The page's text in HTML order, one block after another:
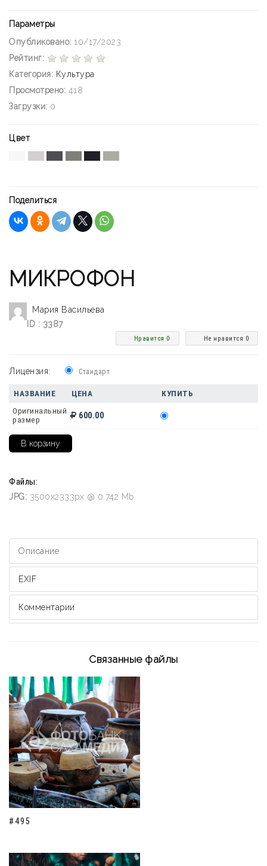
Параметры
Опубликовано: 10/17/2023
Рейтинг:
Категория: Культура
Просмотрено: 418
Загрузки: 0
Цвет
Поделиться
МИКРОФОН
Мария Васильева
ID : 3387
Не нравится 0
Нравится 0
Лицензия: Стандарт
НАЗВАНИЕ ЦЕНА
КУПИТЬ
Оригинальный
размер
600.00
Файлы:
JPG: 3500x2333px @ 0.742 Mb.
Описание
EXIF
Комментарии
Связанные файлы
#495